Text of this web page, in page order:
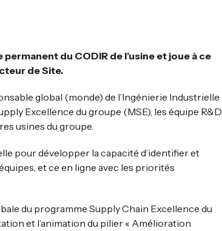
du CODIR de l’usine et joue à ce
de Site.
global (monde) de l’Ingénierie Industrielle
Excellence du groupe (MSE), les équipe R&D
usines du groupe.
pour développer la capacité d’identifier et
et ce en ligne avec les priorités
du programme Supply Chain Excellence du
et l’animation du pilier « Amélioration